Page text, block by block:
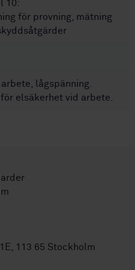
10:
för provning, mätning
lågspänning.
elsäkerhet vid arbete.
113 65 Stockholm